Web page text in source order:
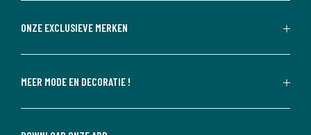
ONZE EXCLUSIEVE MERKEN
MEER MODE EN DECORATIE !